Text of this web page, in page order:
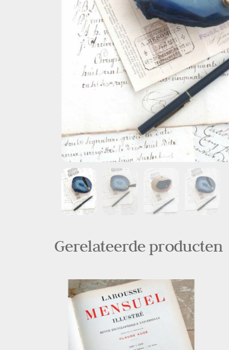
Gerelateerde producten